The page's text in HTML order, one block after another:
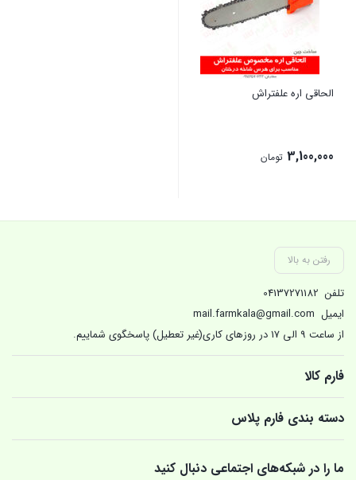
الحاقی اره علفتراش
3,100,000 تومان
رفتن به بالا
تلفن 04137271182
ایمیل mail.farmkala@gmail.com
از ساعت 9 الی 17 در روزهای کاری(غیر تعطیل) پاسخگوی شماییم.
فارم کالا
دسته بندی فارم پلاس
ما را در شبکه‌های اجتماعی دنبال کنید